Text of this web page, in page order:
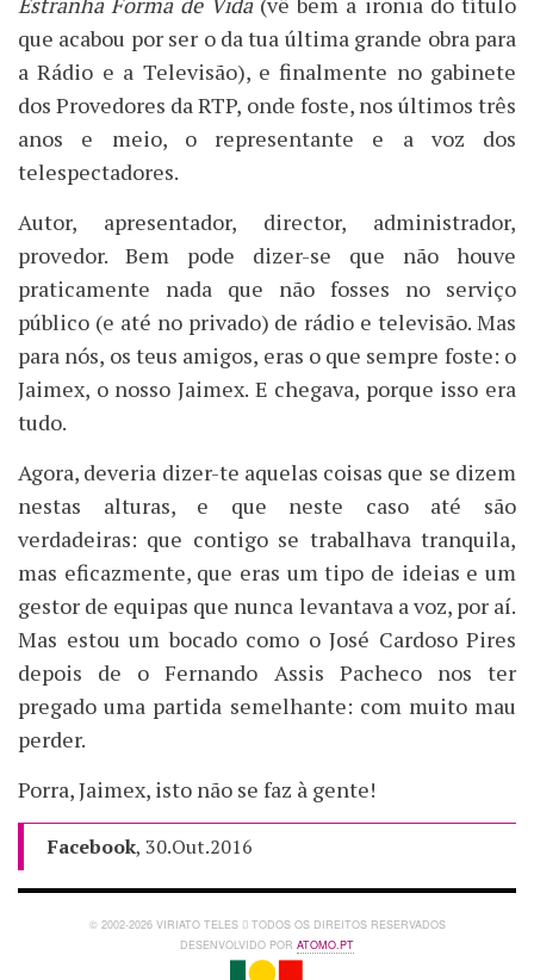
que acabou por ser o da tua última grande obra para
a Rádio e a Televisão), e finalmente no gabinete
dos Provedores da RTP, onde foste, nos últimos três
anos e meio, o representante e a voz dos
telespectadores.
Autor, apresentador, director, administrador,
provedor. Bem pode dizer-se que não houve
praticamente nada que não fosses no serviço
público (e até no privado) de rádio e televisão. Mas
para nós, os teus amigos, eras o que sempre foste: o
Jaimex, o nosso Jaimex. E chegava, porque isso era
tudo.
Agora, deveria dizer-te aquelas coisas que se dizem
nestas alturas, e que neste caso até são
verdadeiras: que contigo se trabalhava tranquila,
mas eficazmente, que eras um tipo de ideias e um
gestor de equipas que nunca levantava a voz, por aí.
Mas estou um bocado como o José Cardoso Pires
depois de o Fernando Assis Pacheco nos ter
pregado uma partida semelhante: com muito mau
perder.
Porra, Jaimex, isto não se faz à gente!
Facebook, 30.Out.2016
© 2002-2026 VIRIATO TELES TODOS OS DIREITOS RESERVADOS
DESENVOLVIDO POR ATOMO.PT